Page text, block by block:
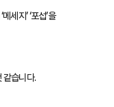
세지’ ‘포섭’을
같습니다.